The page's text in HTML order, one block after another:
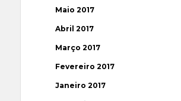
Maio 2017
Abril 2017
Março 2017
Fevereiro 2017
Janeiro 2017